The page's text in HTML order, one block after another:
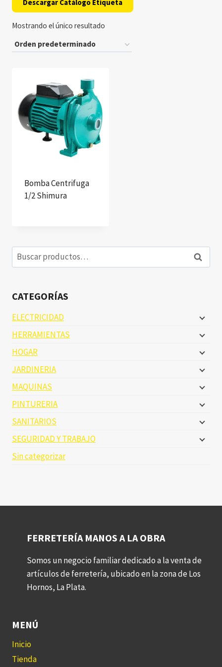
Descargar Catálogo Etiqueta
Mostrando el único resultado
Bomba Centrifuga
1/2 Shimura
Buscar
por:
Buscar
CATEGORÍAS
ELECTRICIDAD
HERRAMIENTAS
HOGAR
JARDINERIA
MAQUINAS
PINTURERIA
SANITARIOS
SEGURIDAD Y TRABAJO
Sin categorizar
FERRETERÍA MANOS A LA OBRA
Somos un negocio familiar dedicado a la venta de
artículos de ferretería, ubicado en la zona de Los
Hornos, La Plata.
MENÚ
Inicio
Tienda